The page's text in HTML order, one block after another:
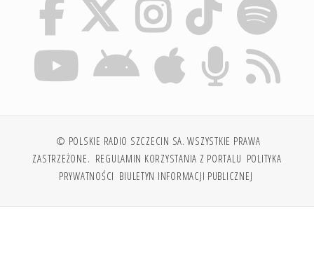
© POLSKIE RADIO SZCZECIN SA. WSZYSTKIE PRAWA
ZASTRZEŻONE. REGULAMIN KORZYSTANIA Z PORTALU POLITYKA
PRYWATNOŚCI BIULETYN INFORMACJI PUBLICZNEJ